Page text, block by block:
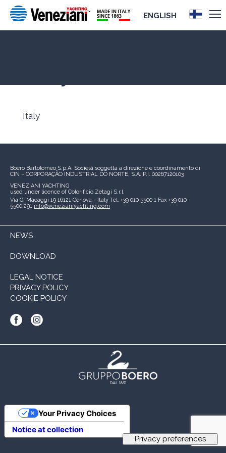
ENGLISH
Italy
Boero Bartolomeo S.p.A. Società soggetta a direzione e coordinamento di
CIN – CORPORAÇÃO INDUSTRIAL DO NORTE, S.A. P.I. 00267120103
VENEZIANI YACHTING
used under licence of Colorificio Zetagi S.r.l.
Via G. Macaggi 19 16121 Genova - Italy Tel. +39 010 5500.1 Fax +39 010
5500.291 info@venezianiyachting.com
NEWS
DOWNLOAD
LEGAL NOTICE
PRIVACY POLICY
COOKIE POLICY
Notice at collection
Your Privacy Choices